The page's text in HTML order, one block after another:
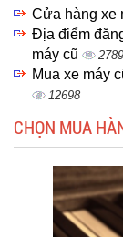
Cửa hàng xe
Địa điểm
máy cũ
2789
Mua xe máy
12698
CHỌN MUA